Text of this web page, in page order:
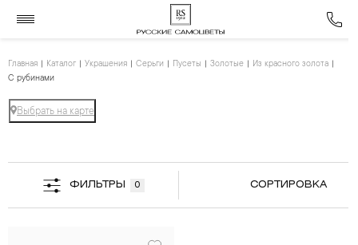
Главная Каталог Украшения Серьги Пусеты Золотые
Из красного золота
С рубинами
Выбрать на карте
ФИЛЬТРЫ 0 СОРТИРОВКА